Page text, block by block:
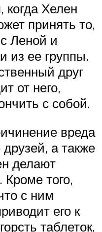
Хелен
принять то,
Леной и
из ее группы.
друг
от него,
с собой.
вреда
а также
делают
того,
с ним
его к
таблеток,